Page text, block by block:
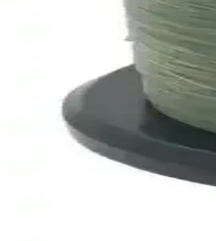
Polly Boot Galaxy Vega 04
Polly Boot Galaxy Vega 04 ve Koyu
Ernest Hemingway’in Yaşlı
Hemingway’in Nobel ödüllü eseri
Fujin Venom 120SW ve
İki popüler maket balık olan Fujin
Effe Force ve Okuma Carp